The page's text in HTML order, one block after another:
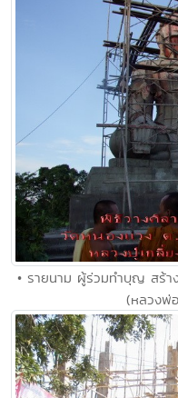
• รายนาม ผู้ร่วมทำบุญ สร้
(หลวงพ่